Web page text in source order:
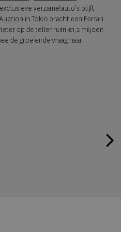
Romeo BH Auction
verzamelauto's blijft
in Tokio bracht een Ferrari
op de teller ruim €1,2 miljoen
de groeiende vraag naar